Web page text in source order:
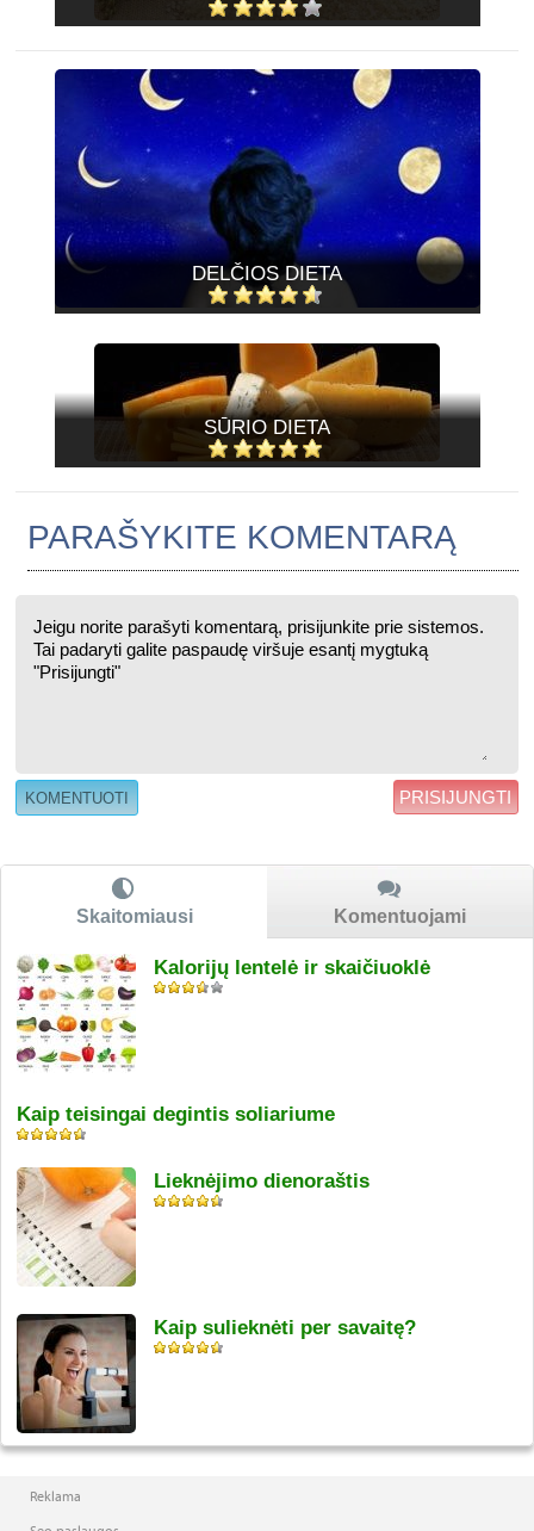
DELČIOS DIETA
SŪRIO DIETA
PARAŠYKITE KOMENTARĄ
PRISIJUNGTI
Skaitomiausi Komentuojami
Kalorijų lentelė ir skaičiuoklė
Kaip teisingai degintis soliariume
Lieknėjimo dienoraštis
Kaip sulieknėti per savaitę?
Reklama